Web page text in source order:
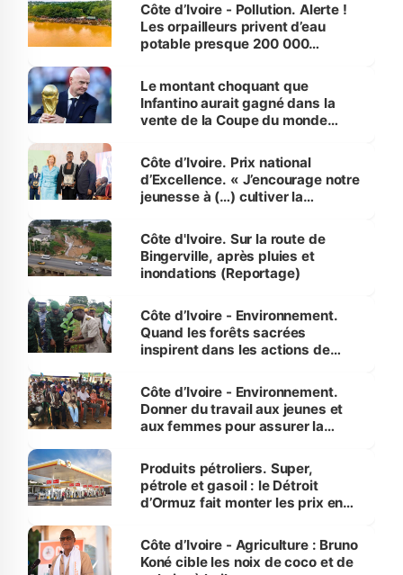
Côte d’Ivoire - Pollution. Alerte !
Les orpailleurs privent d’eau
potable presque 200 000
Le montant choquant que
Infantino aurait gagné dans la
vente de la Coupe du monde
Côte d’Ivoire. Prix national
d’Excellence. « J’encourage notre
jeunesse à (…) cultiver la
(Alassane Ouattara
Côte d'Ivoire. Sur la route de
Bingerville, après pluies et
inondations (Reportage)
Côte d’Ivoire - Environnement.
Quand les forêts sacrées
inspirent dans les actions de
Côte d’Ivoire - Environnement.
Donner du travail aux jeunes et
aux femmes pour assurer la
menacées
Produits pétroliers. Super,
pétrole et gasoil : le Détroit
d’Ormuz fait monter les prix en
Côte d’Ivoire - Agriculture : Bruno
Koné cible les noix de coco et de